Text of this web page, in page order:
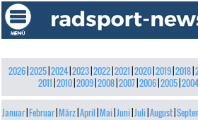
2026| 2025| 2024| 2023| 2022| 2021 2020| 2019| 2018|
2011 2010| 2009| 2008| 2007| 2006| 2005| 2004
Januar Februar März April Mai Juni Juli August